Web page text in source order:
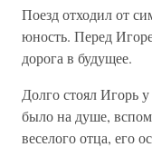
Поезд отходил от
юность. Перед
дорога в будущее.
Долго стоял Игорь
было на душе,
веселого отца, его